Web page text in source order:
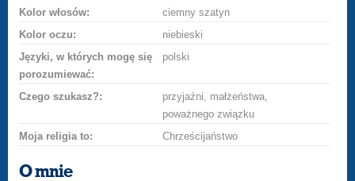
Kolor włosów:
ciemny szatyn
Kolor oczu:
niebieski
Języki, w których mogę się
porozumiewać:
polski
Czego szukasz?:
przyjaźni, małżeństwa,
poważnego związku
Moja religia to:
Chrześcijaństwo
O mnie